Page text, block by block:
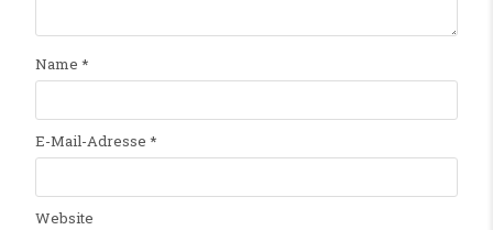
Name *
E-Mail-Adresse *
Website